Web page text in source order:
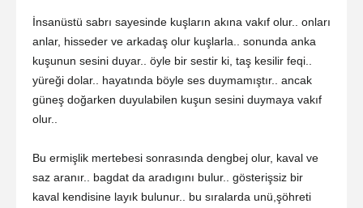
İnsanüstü sabrı sayesinde kuşların akına vakıf olur.. onları
anlar, hisseder ve arkadaş olur kuşlarla.. sonunda anka
kuşunun sesini duyar.. öyle bir sestir ki, taş kesilir feqi..
yüreği dolar.. hayatında böyle ses duymamıştır.. ancak
güneş doğarken duyulabilen kuşun sesini duymaya vakıf
olur..
Bu ermişlik mertebesi sonrasında dengbej olur, kaval ve
saz aranır.. bagdat da aradıgını bulur.. gösterişsiz bir
kaval kendisine layık bulunur.. bu sıralarda unü,şöhreti